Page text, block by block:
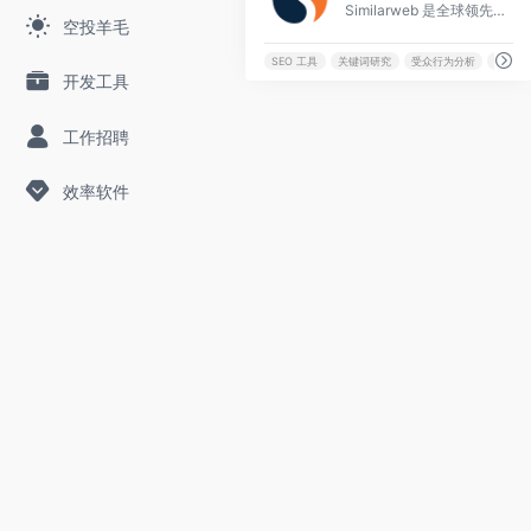
空投羊毛
开发工具
工作招聘
效率软件
Similarweb 是全球领先的数字情报与网站流量分析平台，提供精准的网站排名、竞争对手分析及市场洞察工具，帮助企业决策者优化营销策略与提升增长潜力。
SEO 工具 关键词研究 受众行为分析 市场情